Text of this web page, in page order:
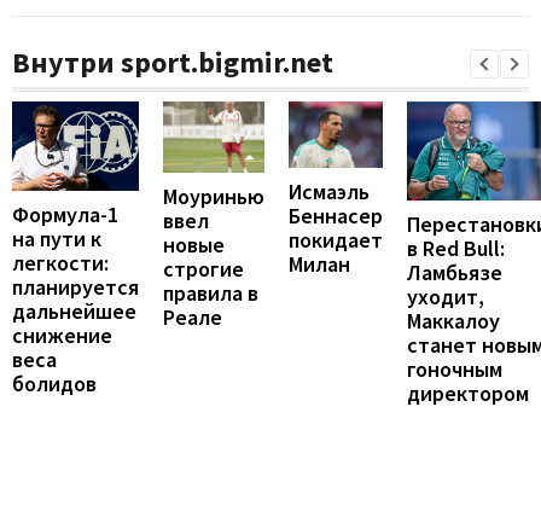
Внутри sport.bigmir.net
Формула-1
на пути к
легкости:
планируется
дальнейшее
снижение
веса
болидов
Моуринью
ввел
новые
строгие
правила в
Реале
Исмаэль
Беннасер
покидает
Милан
в Red Bull:
Ламбьязе
уходит,
Маккалоу
станет
гоночным
директором